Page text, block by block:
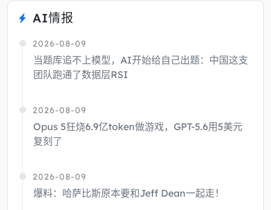
AI情报
2026-08-09
当题库追不上模型，AI开始给自己出题：中国这支
团队跑通了数据层RSI
2026-08-09
Opus 5狂烧6.9亿token做游戏，GPT-5.6用5美元
复刻了
2026-08-09
爆料：哈萨比斯原本要和Jeff Dean一起走！